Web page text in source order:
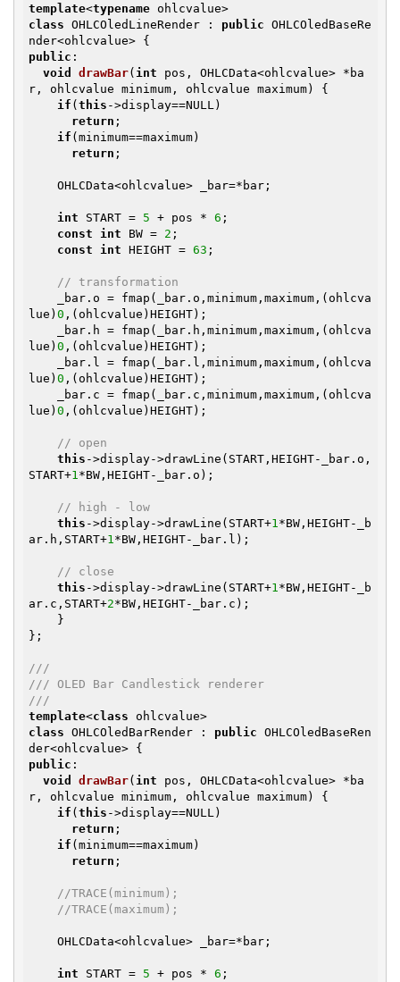
template<typename
class OHLCOledLineRender : public OHLCOledBaseRe
public :
void
drawBar( int pos, OHLCData<ohlcvalue> *ba
r, ohlcvalue minimum, ohlcvalue maximum)
{
if ( this ->display==NULL)
return ;
if (minimum==maximum)
return ;
int START = 5 + pos * 6 ;
const
int BW = 2 ;
const
int HEIGHT = 63 ;
// transformation
lue) 0 ,(ohlcvalue)HEIGHT);
lue) 0 ,(ohlcvalue)HEIGHT);
lue) 0 ,(ohlcvalue)HEIGHT);
lue) 0 ,(ohlcvalue)HEIGHT);
// open
this ->display->drawLine(START,HEIGHT-_bar.o,
START+1*BW,HEIGHT-_bar.o);
// high - low
this ->display->drawLine(START+1*BW,HEIGHT-_b
ar.h,START+1*BW,HEIGHT-_bar.l);
// close
this ->display->drawLine(START+1*BW,HEIGHT-_b
ar.c,START+2*BW,HEIGHT-_bar.c);
};
///
/// OLED Bar Candlestick renderer
///
template<class
class OHLCOledBarRender : public OHLCOledBaseRen
public :
void
drawBar( int pos, OHLCData<ohlcvalue> *ba
r, ohlcvalue minimum, ohlcvalue maximum)
{
if ( this ->display==NULL)
return ;
if (minimum==maximum)
return ;
//TRACE(minimum);
//TRACE(maximum);
int START = 5 + pos * 6 ;